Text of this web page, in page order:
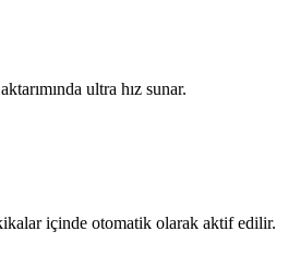
ultra hız sunar.
içinde otomatik olarak aktif edilir.